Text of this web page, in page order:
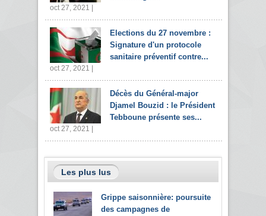
oct 27, 2021 |
Elections du 27 novembre :
Signature d'un protocole
sanitaire préventif contre...
oct 27, 2021 |
Décès du Général-major
Djamel Bouzid : le Président
Tebboune présente ses...
oct 27, 2021 |
Les plus lus
Grippe saisonnière: poursuite
des campagnes de